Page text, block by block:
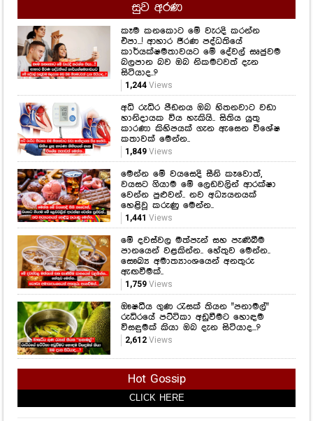
සුව අරණ
කෑම කනකොට මේ වැරදි කරන්න
එපා...! ආහාර ජීරණ පද්ධතියේ
කාර්යක්ෂමතාවයට මේ දේවල් සෘජුවම
බලපාන බව ඔබ නිකමටවත් දැන
සිටියාද..?
1,244Views
අධි රුධිර පීඩනය ඔබ හිතනවාට වඩා
හානිදායක විය හැකියි.. සිතිය යුතු
කාරණා කිහිපයක් ගැන ඇසෙන විශේෂ
කතාවක් මෙන්න..
1,849Views
මෙන්න මේ වයසෙදි සීනි කෑවොත්,
වයසට ගියාම මේ ලෙඩවලින් ආරක්ෂා
වෙන්න පුළුවන්.. නව අධ්‍යයනයක්
හෙළිවූ කරුණු මෙන්න..
1,441 Views
මේ දවස්වල මත්පැන් සහ පැණිබීම
පානයෙන් වළකින්න.. හේතුව මෙන්න..
සෞඛ්‍ය අමාත්‍යාංශයෙන් අනතුරු
ඇඟවීමක්..
1,759Views
ඖෂධීය ගුණ රැසක් තියන "පනාමල්"
රුධිරයේ පට්ටිකා අඩුවීමට හොඳම
විසඳුමක් කියා ඔබ දැන සිටියාද...?
2,612Views
Hot Gossip
CLICK HERE